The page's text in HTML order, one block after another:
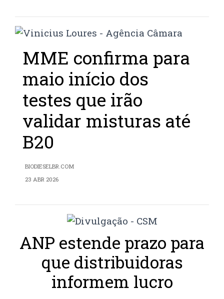
MME confirma para
maio início dos
testes que irão
validar misturas até
B20
BIODIESELBR.COM
23 ABR 2026
ANP estende prazo para
que distribuidoras
informem lucro